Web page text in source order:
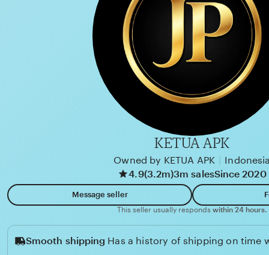
KETUA APK
Owned by KETUA APK
4.9(3.2m)3m salesSince 2020
Message seller
This seller usually responds within 24 hours.
Smooth shipping Has a history of shipping on time